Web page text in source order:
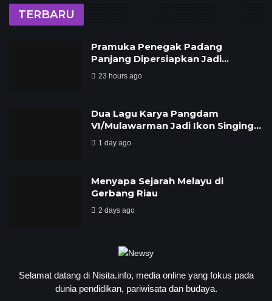
TERBARU
Pramuka Penegak Padang
Panjang Dipersiapkan Jadi…
23 hours ago
Dua Lagu Karya Pangdam
VI/Mulawarman Jadi Ikon Singing…
1 day ago
Menyapa Sejarah Melayu di
Gerbang Riau
2 days ago
Selamat datang di Nisita.info, media online yang fokus pada
dunia pendidikan, pariwisata dan budaya.